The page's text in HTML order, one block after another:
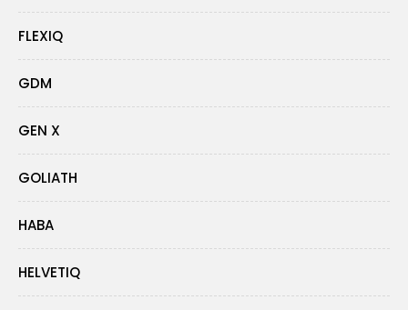
FLEXIQ
GDM
GEN X
GOLIATH
HABA
HELVETIQ